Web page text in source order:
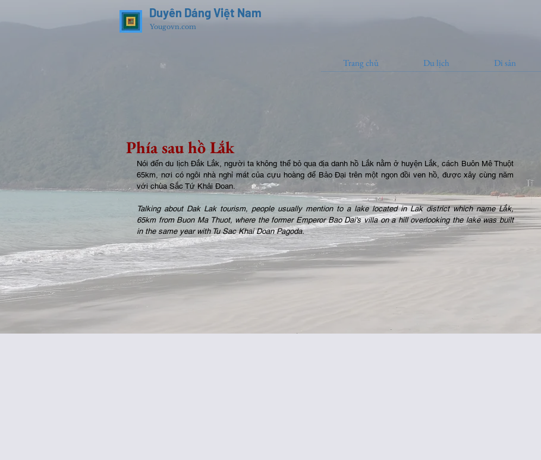
Duyên Dáng Việt Nam
Yougovn.com
Trang chủ Du lịch Di sản
Phía sau hồ Lắk
Nói đến du lịch Đắk Lắk, người ta không thể bỏ qua địa danh hồ Lắk nằm ở huyện Lắk, cách Buôn Mê Thuột
65km, nơi có ngôi nhà nghỉ mát của cựu hoàng đế Bảo Đại trên một ngọn đồi ven hồ, được xây cùng năm
với chùa Sắc Tứ Khải Đoan.
Talking about Dak Lak tourism, people usually mention to a lake located in Lak district which name Lắk,
65km from Buon Ma Thuot, where the former Emperor Bao Dai's villa on a hill overlooking the lake was built
in the same year with Tu Sac Khai Doan Pagoda.